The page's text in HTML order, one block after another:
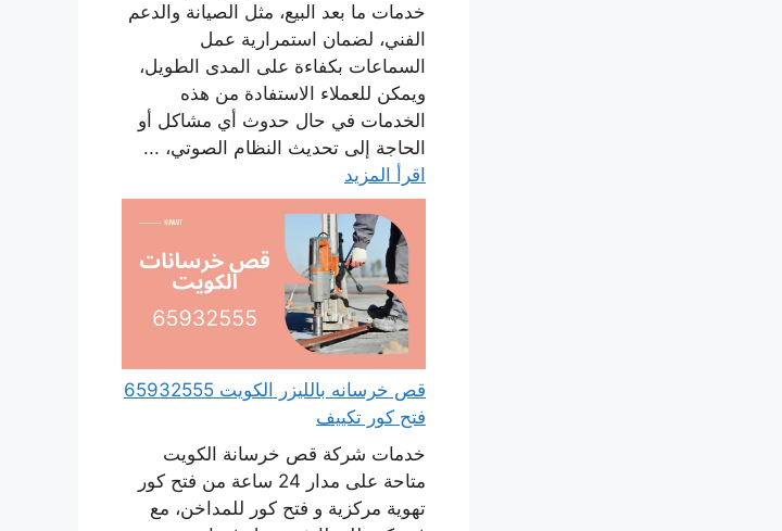
خدمات ما بعد البيع، مثل الصيانة والدعم
الفني، لضمان استمرارية عمل
السماعات بكفاءة على المدى الطويل،
ويمكن للعملاء الاستفادة من هذه
الخدمات في حال حدوث أي مشاكل أو
الحاجة إلى تحديث النظام الصوتي، ...
اقرأ المزيد
قص خرسانه بالليزر الكويت 65932555
فتح كور تكييف
خدمات شركة قص خرسانة الكويت
متاحة على مدار 24 ساعة من فتح كور
تهوية مركزية و فتح كور للمداخن، مع